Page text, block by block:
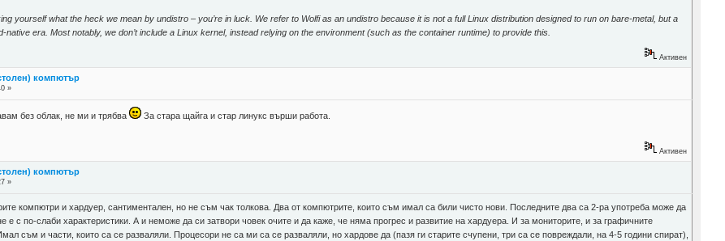
yourself what the heck we mean by undistro – you’re in luck. We refer to Wolfi as an undistro because it is not a full Linux distribution designed to run on bare-metal, but a
era. Most notably, we don’t include a Linux kernel, instead relying on the environment (such as the container runtime) to provide this.
Активен
компютър
»
без облак, не ми и трябва За стара щайга и стар линукс върши работа.
Активен
компютър
»
компютри и хардуер, сантиментален, но не съм чак толкова. Два от компютрите, които съм имал са били чисто нови. Последните два са 2-ра употреба може да
е с по-слаби характеристики. А и неможе да си затвори човек очите и да каже, че няма прогрес и развитие на хардуера. И за мониторите, и за графичните
съм и части, които са се разваляли. Процесори не са ми са се разваляли, но хардове да (пазя ги старите счупени, три са се повреждали, на 4-5 години спират),